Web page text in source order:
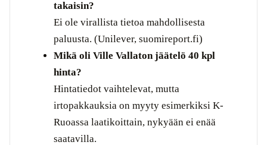
takaisin?
Ei ole virallista tietoa mahdollisesta
paluusta. (Unilever, suomireport.fi)
Mikä oli Ville Vallaton jäätelö 40 kpl
hinta?
Hintatiedot vaihtelevat, mutta
irtopakkauksia on myyty esimerkiksi K-
Ruoassa laatikoittain, nykyään ei enää
saatavilla.